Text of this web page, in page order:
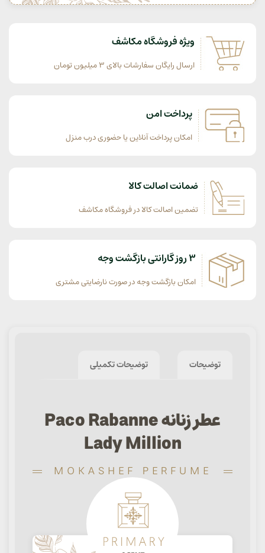
ویژه فروشگاه مکاشف
ارسال رایگان سفارشات بالای 3 میلیون تومان
پرداخت امن
امکان پرداخت آنلاین یا حضوری درب منزل
ضمانت اصالت کالا
تضمین اصالت کالا در فروشگاه مکاشف
3 روز گارانتی بازگشت وجه
امکان بازگشت وجه در صورت نارضایتی مشتری
توضیحات توضیحات تکمیلی
عطر زنانه Paco Rabanne
Lady Million
MOKASHEF PERFUME